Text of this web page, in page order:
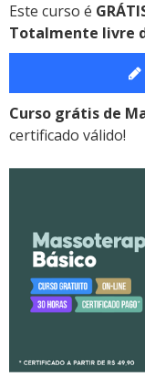
Este curso é
Totalmente livre
Curso grátis de
certificado válido!